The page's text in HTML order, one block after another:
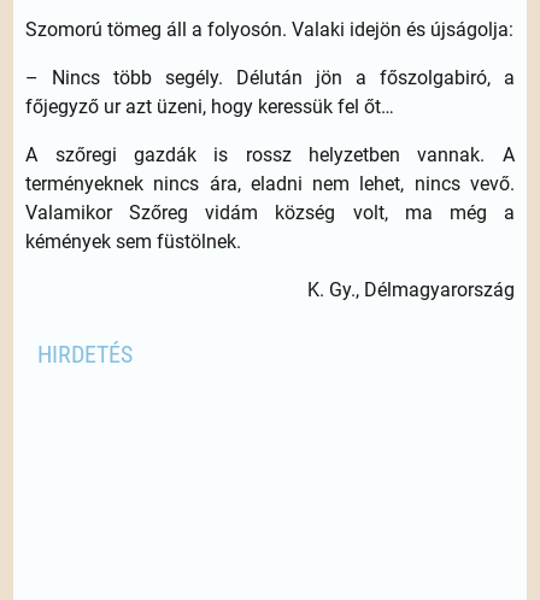
Szomorú tömeg áll a folyosón. Valaki idejön és újságolja:
– Nincs több segély. Délután jön a főszolgabiró, a
főjegyző ur azt üzeni, hogy keressük fel őt…
A szőregi gazdák is rossz helyzetben vannak. A
terményeknek nincs ára, eladni nem lehet, nincs vevő.
Valamikor Szőreg vidám község volt, ma még a
kémények sem füstölnek.
K. Gy., Délmagyarország
HIRDETÉS